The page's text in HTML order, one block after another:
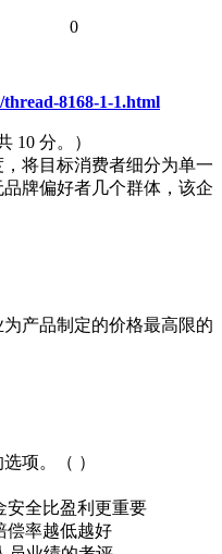
0
8168-1-1.html
10 分。）
将目标消费者细分为单一
牌偏好者几个群体，该企
产品制定的价格最高限的
项。（ ）
安全比盈利更重要
偿率越低越好